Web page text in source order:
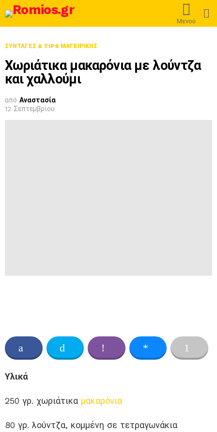
Μενού
ΣΥΝΤΑΓΈΣ & TIPS ΜΑΓΕΙΡΙΚΉΣ
Χωριάτικα μακαρόνια με λούντζα
και χαλλούμι
από Αναστασία
12 Σεπτεμβρίου
Υλικά
250 γρ. χωριάτικα μακαρόνια
80 γρ. λούντζα, κομμένη σε τετραγωνάκια